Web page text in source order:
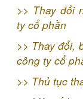
>> Thay đổi
ty cổ phần
>> Thay đổi,
công ty cổ
>> Thủ tục